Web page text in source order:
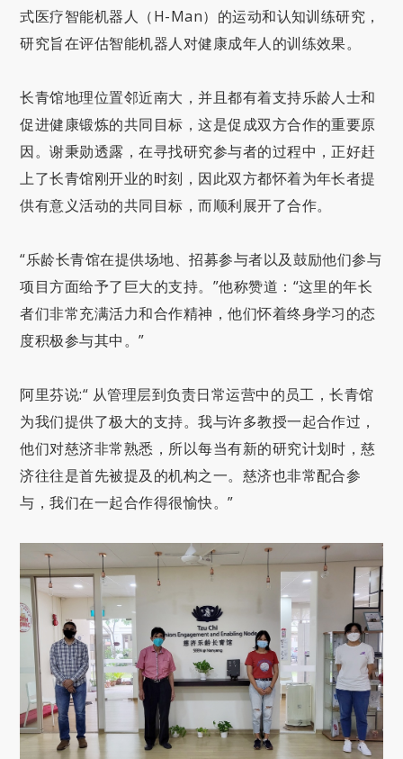
式医疗智能机器人（H-Man）的运动和认知训练研究，
研究旨在评估智能机器人对健康成年人的训练效果。
长青馆地理位置邻近南大，并且都有着支持乐龄人士和
促进健康锻炼的共同目标，这是促成双方合作的重要原
因。谢秉勋透露，在寻找研究参与者的过程中，正好赶
上了长青馆刚开业的时刻，因此双方都怀着为年长者提
供有意义活动的共同目标，而顺利展开了合作。
“乐龄长青馆在提供场地、招募参与者以及鼓励他们参与
项目方面给予了巨大的支持。”他称赞道：“这里的年长
者们非常充满活力和合作精神，他们怀着终身学习的态
度积极参与其中。”
阿里芬说:“ 从管理层到负责日常运营中的员工，长青馆
为我们提供了极大的支持。我与许多教授一起合作过，
他们对慈济非常熟悉，所以每当有新的研究计划时，慈
济往往是首先被提及的机构之一。慈济也非常配合参
与，我们在一起合作得很愉快。”